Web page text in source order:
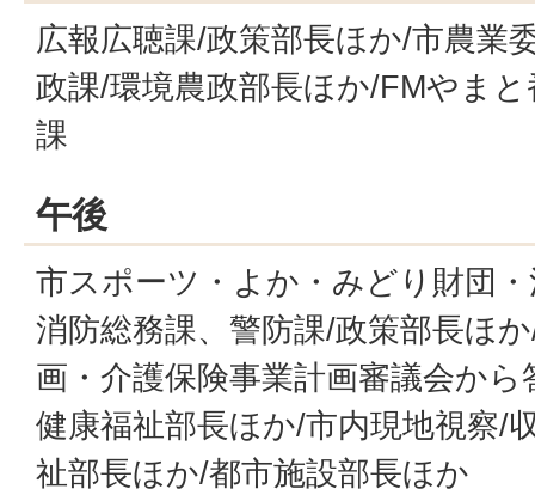
広報広聴課/政策部長ほか/市農業
政課/環境農政部長ほか/FMやま
課
午後
市スポーツ・よか・みどり財団
消防総務課、警防課/政策部長ほ
画・介護保険事業計画審議会か
健康福祉部長ほか/市内現地視察/
祉部長ほか/都市施設部長ほか